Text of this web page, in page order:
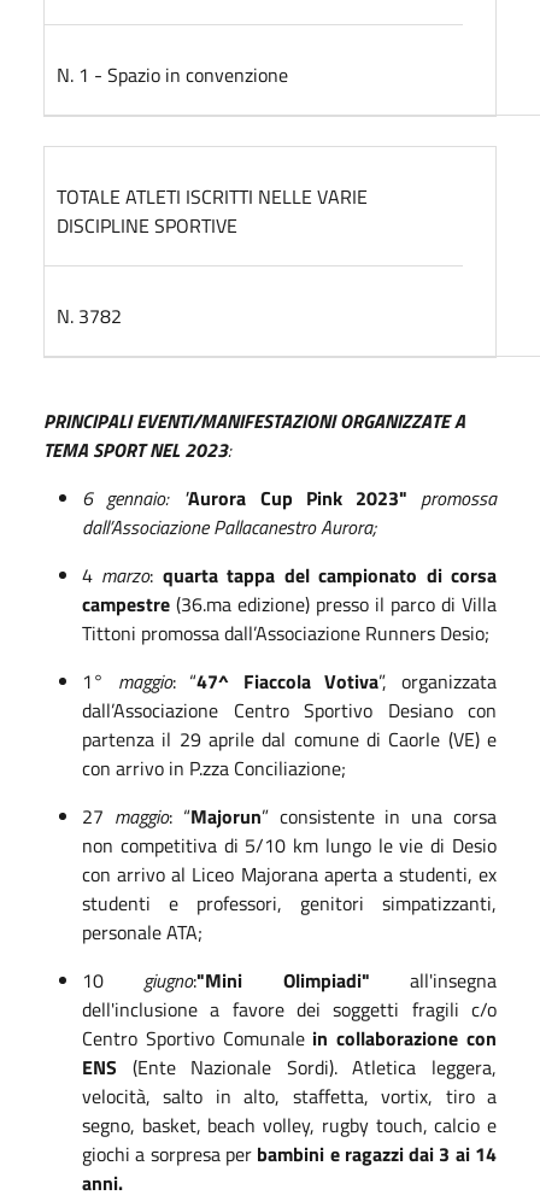
N. 1 - Spazio in convenzione
TOTALE ATLETI ISCRITTI NELLE VARIE
DISCIPLINE SPORTIVE
N. 3782
PRINCIPALI EVENTI/MANIFESTAZIONI ORGANIZZATE A
TEMA SPORT NEL 2023:
6 gennaio: "Aurora Cup Pink 2023" promossa
dall’Associazione Pallacanestro Aurora;
4 marzo: quarta tappa del campionato di corsa
campestre (36.ma edizione) presso il parco di Villa
Tittoni promossa dall’Associazione Runners Desio;
1° maggio: “47^ Fiaccola Votiva”, organizzata
dall’Associazione Centro Sportivo Desiano con
partenza il 29 aprile dal comune di Caorle (VE) e
con arrivo in P.zza Conciliazione;
27 maggio: “Majorun” consistente in una corsa
non competitiva di 5/10 km lungo le vie di Desio
con arrivo al Liceo Majorana aperta a studenti, ex
studenti e professori, genitori simpatizzanti,
personale ATA;
10 giugno:"Mini Olimpiadi"all'insegna
dell'inclusione a favore dei soggetti fragili c/o
Centro Sportivo Comunale in collaborazione con
ENS (Ente Nazionale Sordi). Atletica leggera,
velocità, salto in alto, staffetta, vortix, tiro a
segno, basket, beach volley, rugby touch, calcio e
giochi a sorpresa per bambini e ragazzi dai 3 ai 14
anni.